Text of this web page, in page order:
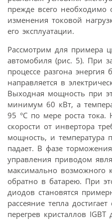
прежде всего необходимо
изменения токовой
его эксплуатации.
Рассмотрим для примера
автомобиля (рис. 5). При
процессе разгона энергия
направляется в
Выходная мощность при
минимум 60 кВт, а
95 °С по мере роста тока.
скорости от инвертора
мощность, и температура
падает. В фазе
управления приводом
максимально возможного
обратно в батарею. При
диодов становятся
рассеяние тепла
перегрев кристаллов IGBT